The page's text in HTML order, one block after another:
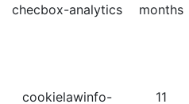
checbox-analytics
months
cookielawinfo-
11